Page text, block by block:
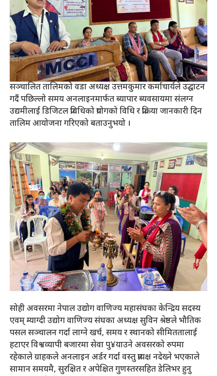
सञ्चालित तालिमको वडा अध्यक्ष उत्तमकुमार कर्माचार्यले उद्घाटन
गदैं पछिल्लो समय अनलाइनमार्फत ब्यापार ब्यवसायमा संलग्न
उद्यमीलाई डिजिटल प्रविधिको प्रयोगको विधि र प्रक्रिया जानकारी दिन
तालिम आयोजना गरिएको बताउनुभयो ।
सोही अवसरमा नेपाल उद्योग वाणिज्य महासंघका केन्द्रिय सदस्य
एवम् म्याग्दी उद्योग वाणिज्य संघका अध्यक्ष सुविन श्रेष्ठले भौतिक
पसल सञ्चालन गर्दा लाग्ने खर्च, समय र स्थानको सीमिततालाई
हटाएर विश्वव्यापी बजारमा सेवा पु¥याउने अवसरको रुपमा
रहेकाले ग्राहकले अनलाइन अर्डर गर्दा वस्तु प्रत्यक्ष नदेख्ने भएकाले
सामान समयमै, सुरक्षित र अपेक्षित गुणस्तरसहित डेलिभर हुनु